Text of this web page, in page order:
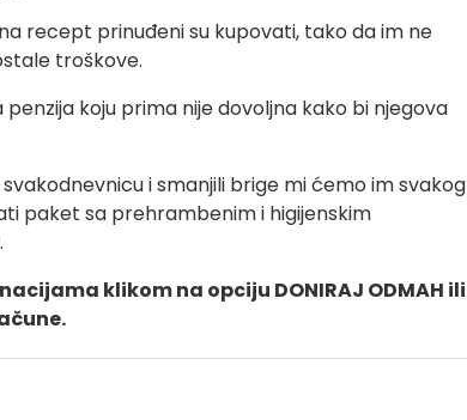
recept prinuđeni su kupovati, tako da im ne
troškove.
koju prima nije dovoljna kako bi njegova
i smanjili brige mi ćemo im svakog
paket sa prehrambenim i higijenskim
klikom na opciju DONIRAJ ODMAH ili